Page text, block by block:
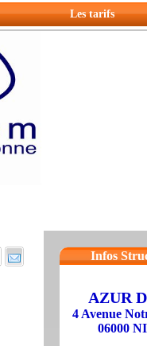
Les tarifs
Infos
AZUR
4 Avenue
06000